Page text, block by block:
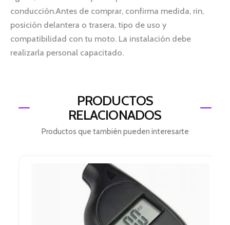
conducción.Antes de comprar, confirma medida, rin,
posición delantera o trasera, tipo de uso y
compatibilidad con tu moto. La instalación debe
realizarla personal capacitado.
PRODUCTOS
RELACIONADOS
Productos que también pueden interesarte